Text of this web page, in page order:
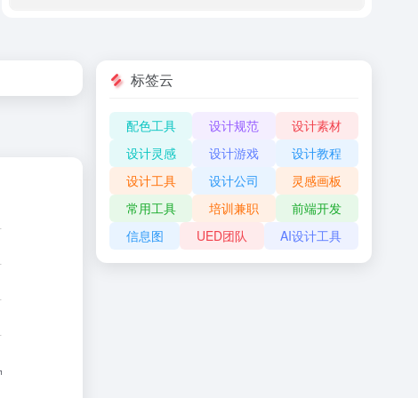
标签云
配色工具 设计规范
设计素材
设计灵感
设计游戏
设计教程
设计工具
设计公司
灵感画板
常用工具
培训兼职
前端开发
信息图
UED团队 AI设计工具